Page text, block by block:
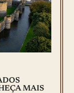
MAIS